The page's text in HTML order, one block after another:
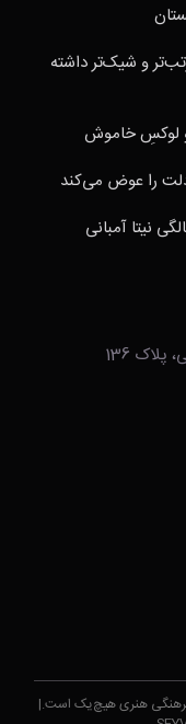
و شیک‌تر داشته
و لوکسِ خاموش
را عوض می‌کند
136
فرهنگی هنری هیچ‌یک است.|